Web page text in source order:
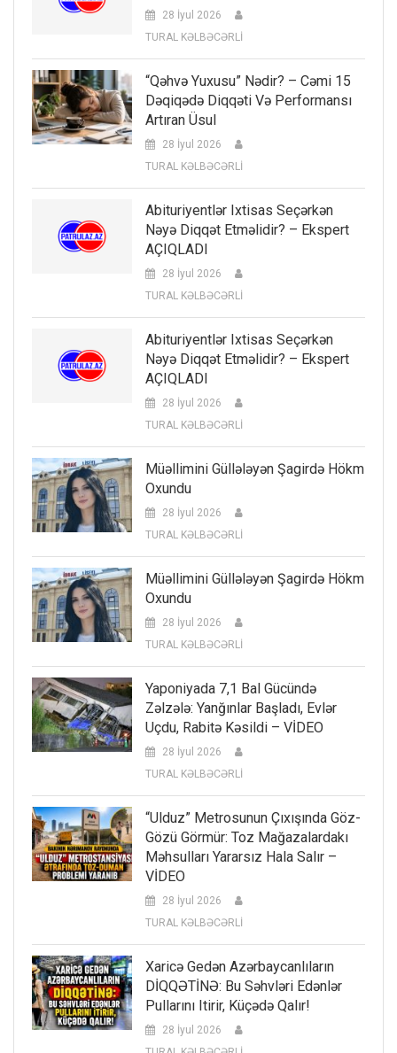
28 İyul 2026
TURAL KƏLBƏCƏRLİ
“Qəhvə Yuxusu” Nədir? – Cəmi 15
Dəqiqədə Diqqəti Və Performansı
Artıran Üsul
28 İyul 2026
TURAL KƏLBƏCƏRLİ
Abituriyentlər Ixtisas Seçərkən
Nəyə Diqqət Etməlidir? – Ekspert
AÇIQLADI
28 İyul 2026
TURAL KƏLBƏCƏRLİ
Abituriyentlər Ixtisas Seçərkən
Nəyə Diqqət Etməlidir? – Ekspert
AÇIQLADI
28 İyul 2026
TURAL KƏLBƏCƏRLİ
Müəllimini Güllələyən Şagirdə Hökm
Oxundu
28 İyul 2026
TURAL KƏLBƏCƏRLİ
Müəllimini Güllələyən Şagirdə Hökm
Oxundu
28 İyul 2026
TURAL KƏLBƏCƏRLİ
Yaponiyada 7,1 Bal Gücündə
Zəlzələ: Yanğınlar Başladı, Evlər
Uçdu, Rabitə Kəsildi – VİDEO
28 İyul 2026
TURAL KƏLBƏCƏRLİ
“Ulduz” Metrosunun Çıxışında Göz-
Gözü Görmür: Toz Mağazalardakı
Məhsulları Yararsız Hala Salır –
VİDEO
28 İyul 2026
TURAL KƏLBƏCƏRLİ
Xaricə Gedən Azərbaycanlıların
DİQQƏTİNƏ: Bu Səhvləri Edənlər
Pullarını Itirir, Küçədə Qalır!
28 İyul 2026